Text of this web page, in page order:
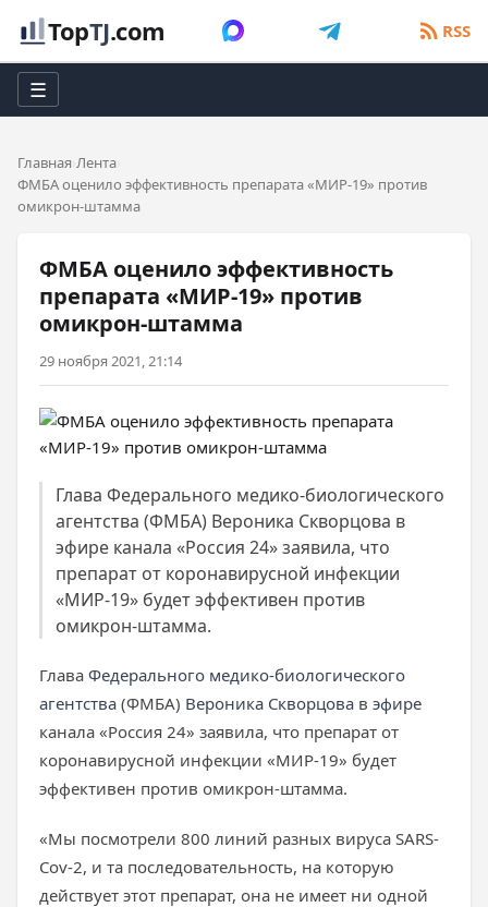
TopTJ.com RSS
☰
Главная Лента
ФМБА оценило эффективность препарата «МИР-19» против
омикрон-штамма
ФМБА оценило эффективность
препарата «МИР-19» против
омикрон-штамма
29 ноября 2021, 21:14
Глава Федерального медико-биологического
агентства (ФМБА) Вероника Скворцова в
эфире канала «Россия 24» заявила, что
препарат от коронавирусной инфекции
«МИР-19» будет эффективен против
омикрон-штамма.
Глава Федерального медико-биологического
агентства (ФМБА) Вероника Скворцова в эфире
канала «Россия 24» заявила, что препарат от
коронавирусной инфекции «МИР-19» будет
эффективен против омикрон-штамма.
«Мы посмотрели 800 линий разных вируса SARS-
Cov-2, и та последовательность, на которую
действует этот препарат, она не имеет ни одной